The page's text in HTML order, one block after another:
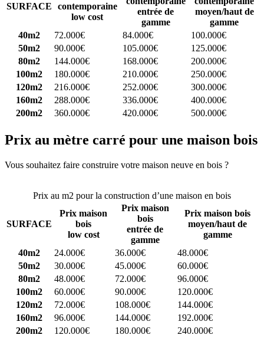
SURFACE
contemporaine
low cost
entrée de
gamme
moyen/haut de
gamme
40m2
72.000€ 84.000€
100.000€
50m2
90.000€ 105.000€
125.000€
80m2
144.000€ 168.000€
200.000€
100m2
180.000€ 210.000€
250.000€
120m2
216.000€ 252.000€
300.000€
160m2
288.000€ 336.000€
400.000€
200m2
360.000€ 420.000€ 500.000€
Prix au mètre carré pour une maison bois
Vous souhaitez faire construire votre maison neuve en bois ?
Prix au m2 pour la construction d’une maison en bois
SURFACE
Prix maison
bois
low cost
Prix maison
bois
entrée de
gamme
Prix maison bois
moyen/haut de
gamme
40m2
24.000€ 36.000€
48.000€
50m2
30.000€ 45.000€
60.000€
80m2
48.000€ 72.000€
96.000€
100m2
60.000€ 90.000€
120.000€
120m2
72.000€ 108.000€
144.000€
160m2
96.000€ 144.000€
192.000€
200m2
120.000€ 180.000€ 240.000€